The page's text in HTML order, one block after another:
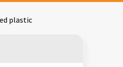
plastic